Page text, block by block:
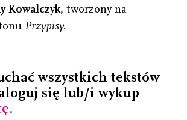
Kowalczyk, tworzony na
Przypisy.
wszystkich tekstów
się lub/i wykup
.